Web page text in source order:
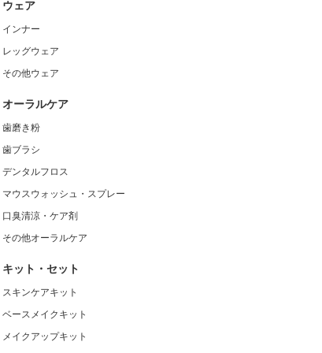
ウェア
インナー
レッグウェア
その他ウェア
オーラルケア
歯磨き粉
歯ブラシ
デンタルフロス
マウスウォッシュ・スプレー
口臭清涼・ケア剤
その他オーラルケア
キット・セット
スキンケアキット
ベースメイクキット
メイクアップキット